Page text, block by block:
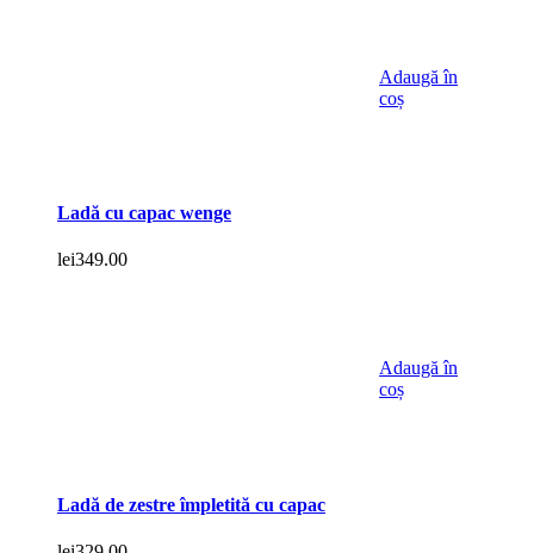
Adaugă în
coș
Ladă cu capac wenge
lei349.00
Adaugă în
coș
Ladă de zestre împletită cu capac